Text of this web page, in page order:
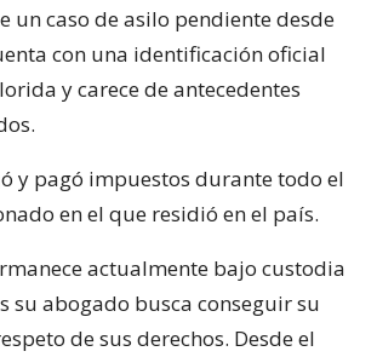
un caso de asilo pendiente desde
con una identificación oficial
y carece de antecedentes
y pagó impuestos durante todo el
en el que residió en el país.
actualmente bajo custodia
su abogado busca conseguir su
de sus derechos. Desde el